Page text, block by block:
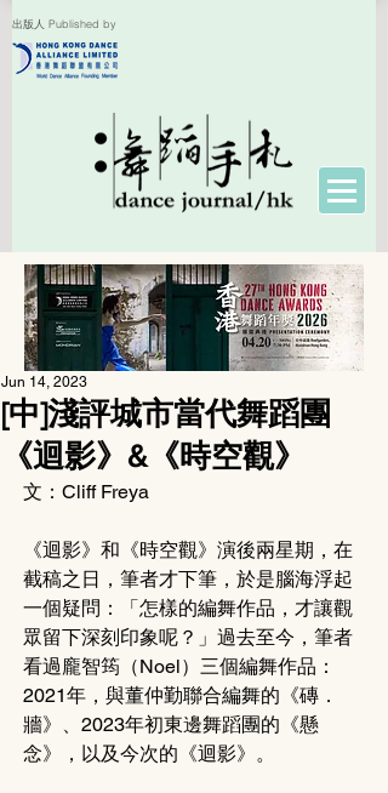
出版人 Published by
[中]淺評城市當代舞蹈團
《迴影》&《時空觀》
Jun 14, 2023
文：Cliff Freya
《迴影》和《時空觀》演後兩星期，在
截稿之日，筆者才下筆，於是腦海浮起
一個疑問：「怎樣的編舞作品，才讓觀
眾留下深刻印象呢？」過去至今，筆者
看過龐智筠（Noel）三個編舞作品：
2021年，與董仲勤聯合編舞的《磚．
牆》、2023年初東邊舞蹈團的《懸
念》，以及今次的《迴影》。